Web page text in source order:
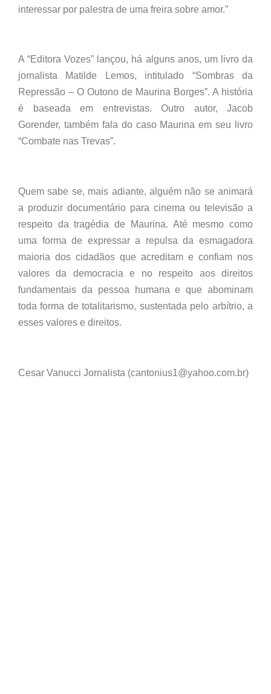
interessar por palestra de uma freira sobre amor.”
A “Editora Vozes” lançou, há alguns anos, um livro da
jornalista Matilde Lemos, intitulado “Sombras da
Repressão – O Outono de Maurina Borges”. A história
é baseada em entrevistas. Outro autor, Jacob
Gorender, também fala do caso Maurina em seu livro
“Combate nas Trevas”.
Quem sabe se, mais adiante, alguém não se animará
a produzir documentário para cinema ou televisão a
respeito da tragédia de Maurina. Até mesmo como
uma forma de expressar a repulsa da esmagadora
maioria dos cidadãos que acreditam e confiam nos
valores da democracia e no respeito aos direitos
fundamentais da pessoa humana e que abominam
toda forma de totalitarismo, sustentada pelo arbítrio, a
esses valores e direitos.
Cesar Vanucci Jornalista (cantonius1@yahoo.com.br)